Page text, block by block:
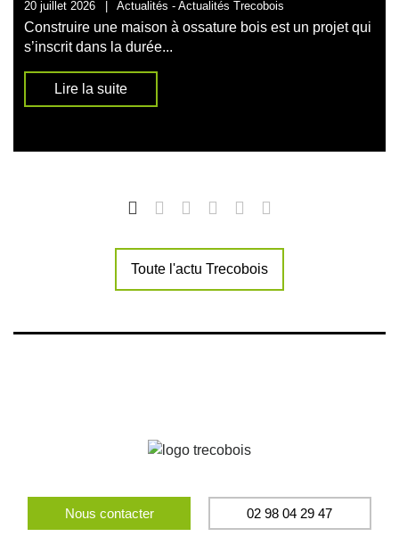
20 juillet 2026 | Actualités - Actualités Trecobois
Construire une maison à ossature bois est un projet qui
s’inscrit dans la durée...
Lire la suite
Toute l'actu Trecobois
Nous contacter 02 98 04 29 47